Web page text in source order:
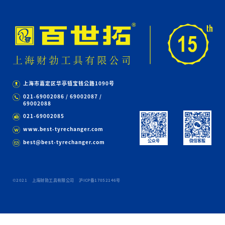
上海市嘉定区华亭镇宝钱公路1090号
021-69002086 / 69002087 /
69002088
021-69002085
www.best-tyrechanger.com
best@best-tyrechanger.com 公众号 微信客服
©2021 上海财勃工具有限公司沪ICP备17052146号